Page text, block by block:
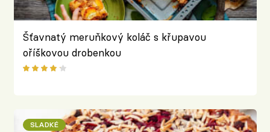
Šťavnatý meruňkový koláč s křupavou
oříškovou drobenkou
SLADKÉ